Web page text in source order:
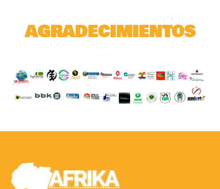
AGRADECIMIENTOS